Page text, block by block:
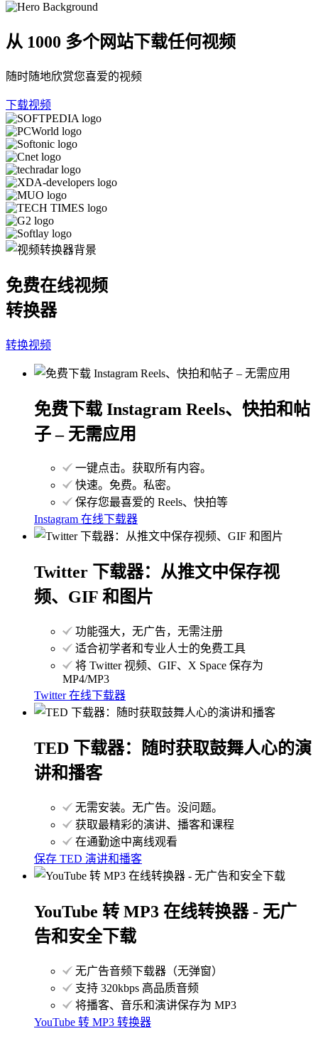
从 1000 多个网站下载任何视频
随时随地欣赏您喜爱的视频
下载视频
免费在线视频
转换器
转换视频
免费下载 Instagram Reels、快拍和帖
子 – 无需应用
一键点击。获取所有内容。
快速。免费。私密。
保存您最喜爱的 Reels、快拍等
Instagram 在线下载器
Twitter 下载器：从推文中保存视
频、GIF 和图片
功能强大，无广告，无需注册
适合初学者和专业人士的免费工具
将 Twitter 视频、GIF、X Space 保存为
MP4/MP3
Twitter 在线下载器
TED 下载器：随时获取鼓舞人心的演
讲和播客
无需安装。无广告。没问题。
获取最精彩的演讲、播客和课程
在通勤途中离线观看
保存 TED 演讲和播客
YouTube 转 MP3 在线转换器 - 无广
告和安全下载
无广告音频下载器（无弹窗）
支持 320kbps 高品质音频
将播客、音乐和演讲保存为 MP3
YouTube 转 MP3 转换器